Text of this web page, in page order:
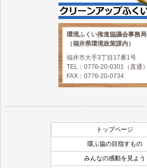
環境ふくい推進協議会事務局
（福井県環境政策課内）
福井市大手3丁目17番1号
TEL：0776-20-0301（直通）
FAX：0776-20-0734
トップページ
環ふ協の目指すもの
みんなの感動を見よう